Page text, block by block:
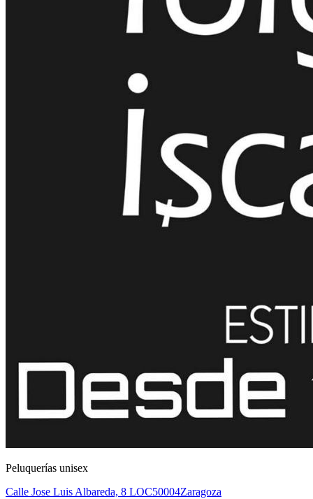
Peluquerías unisex
Calle Jose Luis Albareda, 8 LOC50004Zaragoza